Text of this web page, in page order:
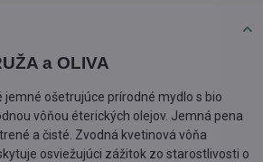
a OLIVA
jemné ošetrujúce prírodné mydlo s bio
vôňou éterických olejov. Jemná pena
a čisté. Zvodná kvetinová vôňa
osviežujúci zážitok zo starostlivosti o